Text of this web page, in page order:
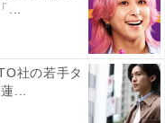
...
社の若手タ
...